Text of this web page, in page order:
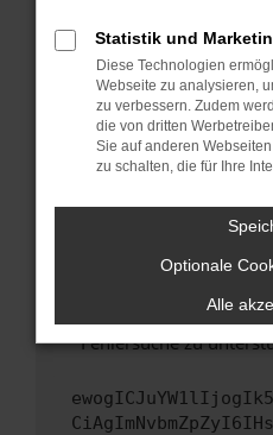
Betriebssystem auf
sind.
Veraltete Software
Sicherheitsrisiko,
führen, dass
unterstützt werden.
Wende dich an den
Wenn du alle oben
hast, kontaktiere uns
uns diesen Text
Fehlersuche zu
Statistik und
Diese Technologien
Webseite zu analysieren,
zu verbessern. Zudem
die von dritten
Sie auf anderen
zu schalten, die für Ihre
Optionale
Alle